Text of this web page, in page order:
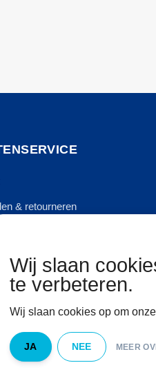
& retourneren
voorwaarden
Wij slaan
te verbeteren.
Wij slaan cookies op om
JA NEE MEER